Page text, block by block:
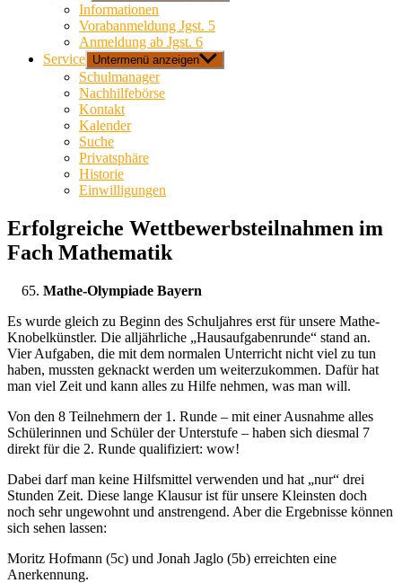
Informationen
Vorabanmeldung Jgst. 5
Anmeldung ab Jgst. 6
Service Untermenü anzeigen
Schulmanager
Nachhilfebörse
Kontakt
Kalender
Suche
Privatsphäre
Historie
Einwilligungen
Erfolgreiche Wettbewerbsteilnahmen im
Fach Mathematik
Mathe-Olympiade Bayern
Es wurde gleich zu Beginn des Schuljahres erst für unsere Mathe-
Knobelkünstler. Die alljährliche „Hausaufgabenrunde“ stand an.
Vier Aufgaben, die mit dem normalen Unterricht nicht viel zu tun
haben, mussten geknackt werden um weiterzukommen. Dafür hat
man viel Zeit und kann alles zu Hilfe nehmen, was man will.
Von den 8 Teilnehmern der 1. Runde – mit einer Ausnahme alles
Schülerinnen und Schüler der Unterstufe – haben sich diesmal 7
direkt für die 2. Runde qualifiziert: wow!
Dabei darf man keine Hilfsmittel verwenden und hat „nur“ drei
Stunden Zeit. Diese lange Klausur ist für unsere Kleinsten doch
noch sehr ungewohnt und anstrengend. Aber die Ergebnisse können
sich sehen lassen:
Moritz Hofmann (5c) und Jonah Jaglo (5b) erreichten eine
Anerkennung.